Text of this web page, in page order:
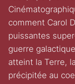
comment Carol
puissantes
guerre
atteint la Terre,
précipitée au